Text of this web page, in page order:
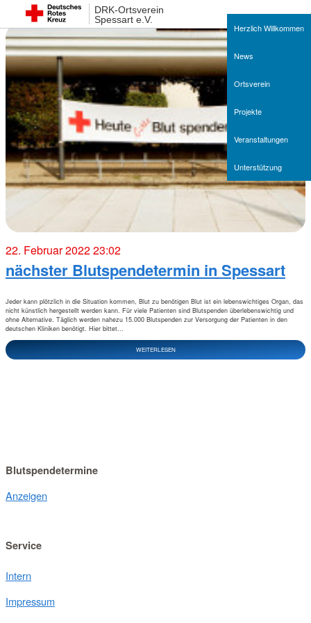
DRK-Ortsverein
Spessart e.V.
Herzlich Willkommen
News
Ortsverein
Projekte
Veranstaltungen
Unterstützung
22. Februar 2022 23:02
nächster Blutspendetermin in Spessart
Jeder kann plötzlich in die Situation kommen, Blut zu benötigen Blut ist ein lebenswichtiges Organ, das
nicht künstlich hergestellt werden kann. Für viele Patienten sind Blutspenden überlebenswichtig und
ohne Alternative. Täglich werden nahezu 15.000 Blutspenden zur Versorgung der Patienten in den
deutschen Kliniken benötigt. Hier bittet...
WEITERLESEN
Blutspendetermine
Anzeigen
Service
Intern
Impressum